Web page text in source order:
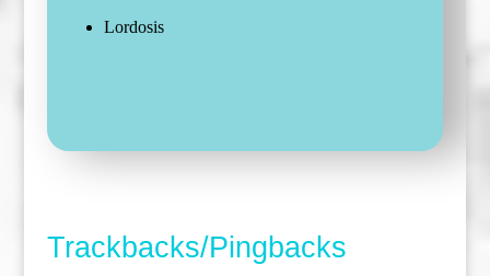
Lordosis
Trackbacks/Pingbacks